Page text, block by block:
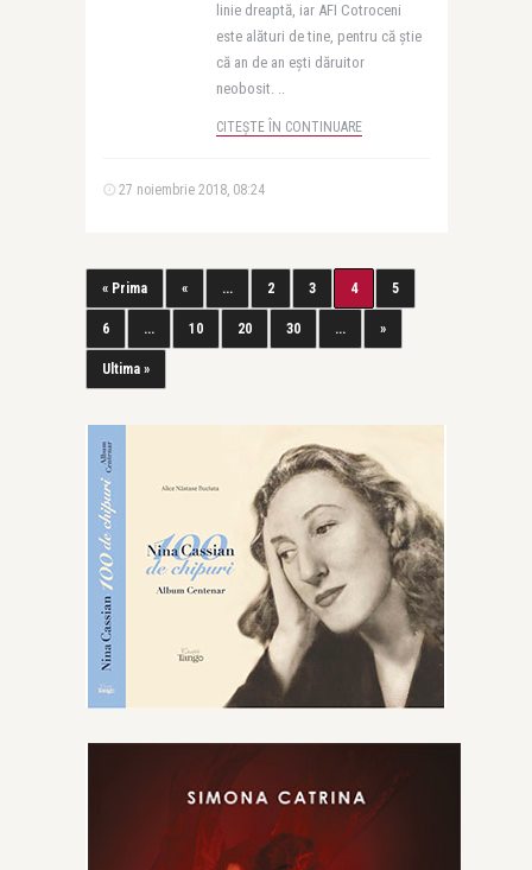
linie dreaptă, iar AFI Cotroceni
este alături de tine, pentru că știe
că an de an ești dăruitor
neobosit. ..
CITEȘTE ÎN CONTINUARE
27 noiembrie 2018, 08:24
« Prima « ... 2 3 4 5
6 ... 10 20 30 ... »
Ultima »